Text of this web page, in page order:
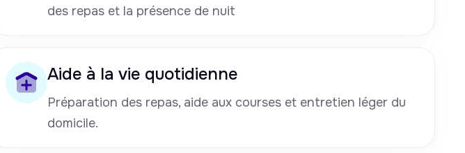
des repas et la présence de nuit
Aide à la vie quotidienne
Préparation des repas, aide aux courses et entretien léger du
domicile.